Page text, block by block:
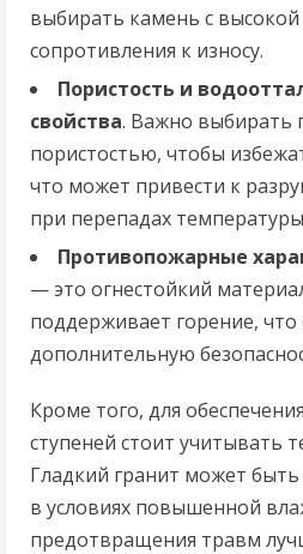
выбирать камень с
сопротивления к износу.
Пористость и
свойства. Важно выбирать
пористостью, чтобы
что может привести к
при перепадах
Противопожарные
— это огнестойкий
поддерживает горение, что
дополнительную
Кроме того, для
ступеней стоит учитывать
Гладкий гранит может
в условиях повышенной
предотвращения травм